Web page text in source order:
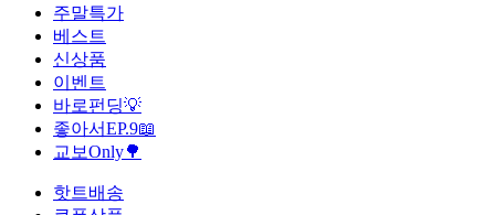
주말특가
베스트
신상품
이벤트
바로펀딩💡
좋아서EP.9📖
교보Only🌳
핫트배송